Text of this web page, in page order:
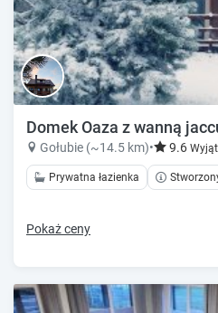
Domek Oaza z wanną
Gołubie (~14.5 km)• 9.6
Prywatna łazienka
Pokaż ceny